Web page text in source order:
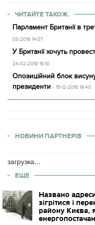
ЧИТАЙТЕ ТАКОЖ.
Парламент Британії в
03-2019 14:07
У Британії хочуть
24-02-2019 19:10
Опозиційний блок
президенти - 15-12-2018 19:40
НОВИНИ ПАРТНЕРІВ
загрузка...
ЕЩЕ
Названо
зігрітися і
району Києва,